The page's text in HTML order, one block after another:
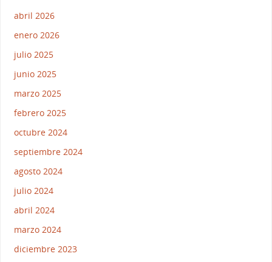
abril 2026
enero 2026
julio 2025
junio 2025
marzo 2025
febrero 2025
octubre 2024
septiembre 2024
agosto 2024
julio 2024
abril 2024
marzo 2024
diciembre 2023